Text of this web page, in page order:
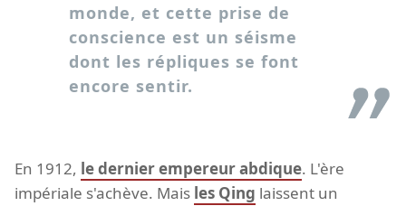
monde, et cette prise de
conscience est un séisme
dont les répliques se font
encore sentir.
En 1912, le dernier empereur abdique. L'ère
impériale s'achève. Mais les Qing laissent un